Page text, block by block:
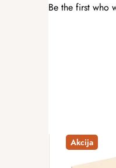
Be the first who
Akcija